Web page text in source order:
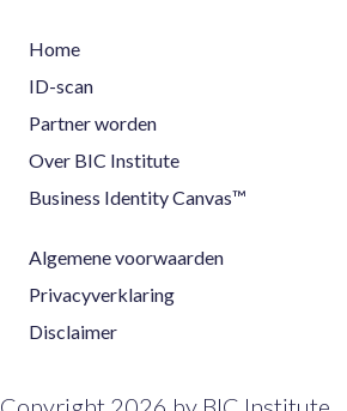
Home
ID-scan
Partner worden
Over BIC Institute
Business Identity Canvas™
Algemene voorwaarden
Privacyverklaring
Disclaimer